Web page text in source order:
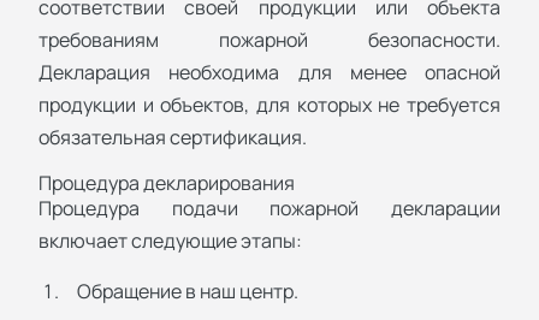
соответствии своей продукции или объекта
требованиям пожарной безопасности.
Декларация необходима для менее опасной
продукции и объектов, для которых не требуется
обязательная сертификация.
Процедура декларирования
Процедура подачи пожарной декларации
включает следующие этапы:
Обращение в наш центр.